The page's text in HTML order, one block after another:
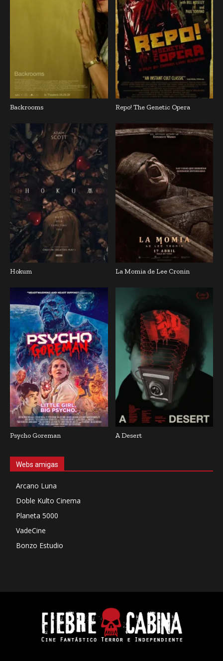
Backrooms Repo! The Genetic Opera
Hokum La Momia de Lee Cronin
Psycho Goreman A Desert
Webs amigas
Arcano Luna
Doble Kulto Cinema
Planeta 5000
VadeCine
Bonzo Estudio